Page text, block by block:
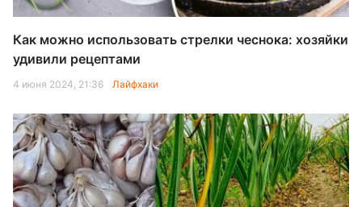
Как можно использовать стрелки чеснока: хозяйки
удивили рецептами
4 июня 2024, 21:36 Лайфхаки